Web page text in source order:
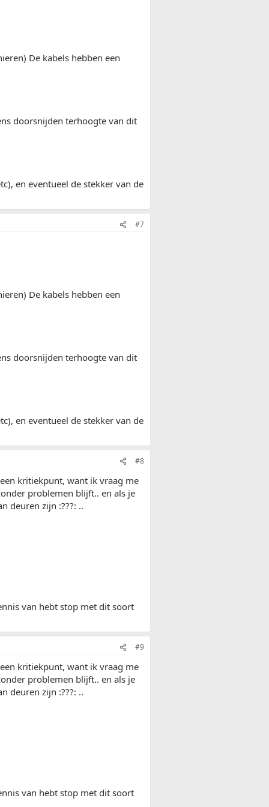
De kabels hebben een
doorsnijden terhoogte van dit
en eventueel de stekker van de
#7
De kabels hebben een
doorsnijden terhoogte van dit
en eventueel de stekker van de
#8
kritiekpunt, want ik vraag me
problemen blijft.. en als je
deuren zijn :???: ..
van hebt stop met dit soort
#9
kritiekpunt, want ik vraag me
problemen blijft.. en als je
deuren zijn :???: ..
van hebt stop met dit soort